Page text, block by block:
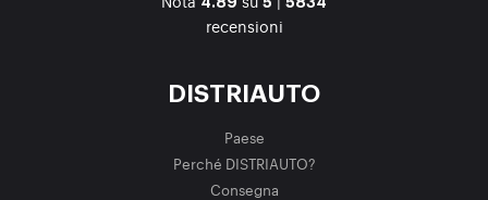
recensioni
DISTRIAUTO
Paese
Perché DISTRIAUTO?
Consegna